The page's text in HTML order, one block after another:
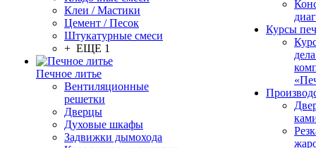
Клеи / Мастики
Цемент / Песок
Штукатурные смеси
+ ЕЩЕ 1
Печное литье
Вентиляционные
решетки
Дверцы
Духовые шкафы
Задвижки дымохода
Курсы